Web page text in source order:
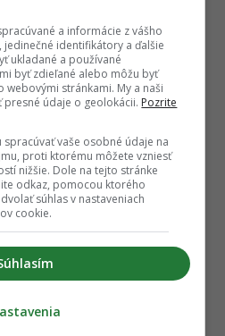
„zaberáš priveľa
som nájsť spôsob, ako sa
na tímových poradách.“
činoch, nie o
vytáčajú jej úpravy
typu „tvoje úpravy ma
si, že si prepisoval
Môžeme sa
je v poriadku do
väzbe. Možno aj ona
a informácie z vášho
identifikátory a ďalšie
ukladané a používané
byť zdieľané alebo môžu byť
webovými stránkami. My a naši
údaje o geolokácii. Pozrite
vaše osobné údaje na
proti ktorému môžete vzniesť
nižšie. Dole na tejto stránke
odkaz, pomocou ktorého
súhlas v nastaveniach
cookie.